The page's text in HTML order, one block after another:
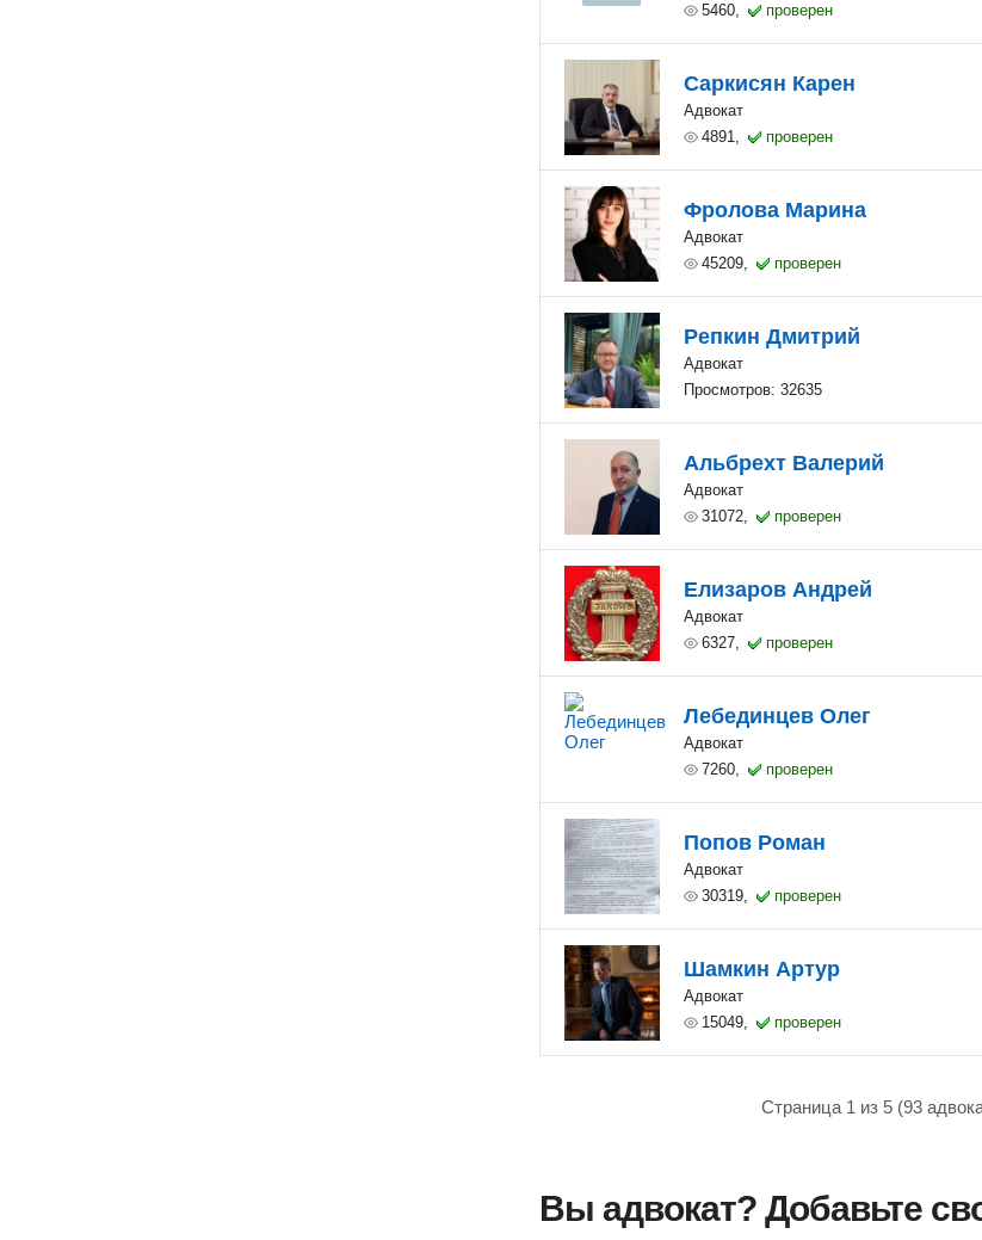
5460,
проверен
Саркисян Карен
Адвокат
4891,
проверен
Фролова Марина
Адвокат
45209,
проверен
Репкин Дмитрий
Адвокат
Просмотров: 32635
Альбрехт Валерий
Адвокат
31072,
проверен
Елизаров Андрей
Адвокат
6327,
проверен
Лебединцев Олег
Адвокат
7260,
проверен
Попов Роман
Адвокат
30319,
проверен
Шамкин Артур
Адвокат
15049,
проверен
Страница 1 из 5 (93
Вы адвокат? Добавьте